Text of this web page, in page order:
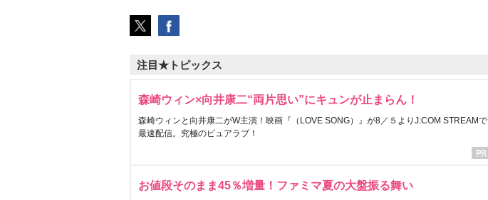
注目★トピックス
森崎ウィン×向井康二“両片思い”にキュンが止まらん！
森崎ウィンと向井康二がW主演！映画『（LOVE SONG）』が8／５よりJ:COM STREAMで
最速配信。究極のピュアラブ！
お値段そのまま45％増量！ファミマ夏の大盤振る舞い